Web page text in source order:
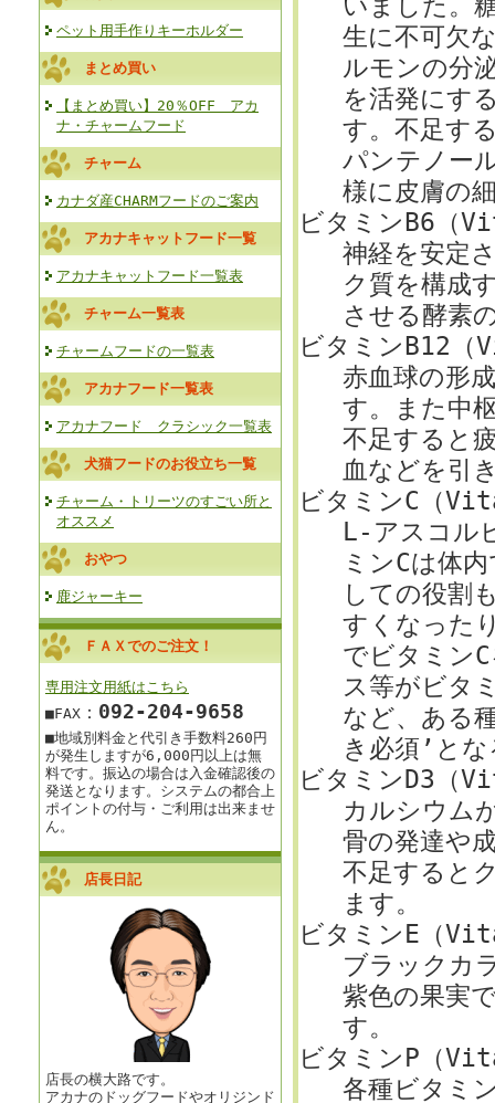
ペット用手作りキーホルダー
まとめ買い
【まとめ買い】20％OFF アカ
ナ・チャームフード
チャーム
カナダ産CHARMフードのご案内
アカナキャットフード一覧
アカナキャットフード一覧表
チャーム一覧表
チャームフードの一覧表
アカナフード一覧表
アカナフード クラシック一覧表
犬猫フードのお役立ち一覧
チャーム・トリーツのすごい所と
オススメ
おやつ
鹿ジャーキー
ＦＡＸでのご注文！
専用注文用紙はこちら
■FAX ： 092‐204-9658
■地域別料金と 代引き手数料260円
が発生しますが6,000円以上は無
料です。 振込の場合は入金確認後の
発送となります。 システムの都合上
ポイントの付与・ご利用は出来ませ
ん。
店長日記
店長の横大路です。
アカナのドッグフードやオリジンド
いました。
生に不可欠
ルモンの分
を活発にす
す。不足す
パンテノー
様に皮膚の
ビタミンB6（
神経を安定
ク質を構成
させる酵素
ビタミンB12
赤血球の形
す。また中
不足すると
血などを引
ビタミンC（
L-アスコル
ミンCは体
しての役割
すくなった
でビタミン
ス等がビタ
など、ある
き必須’と
ビタミンD3（
カルシウム
骨の発達や
不足すると
ます。
ビタミンE（
ブラックカ
紫色の果実
す。
ビタミンP（
各種ビタミ